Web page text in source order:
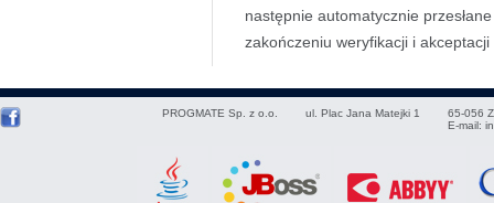
następnie automatycznie
zakończeniu weryfikacji i akceptacji
PROGMATE Sp. z o.o. ul. Plac Jana Matejki 1 65-056
E-mail: